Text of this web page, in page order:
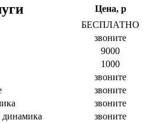
Цена, р
БЕСПЛАТНО
звоните
9000
1000
звоните
звоните
звоните
динамика
звоните